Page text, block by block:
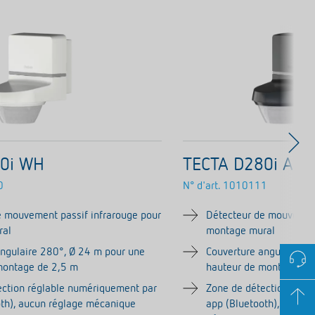
WH
mouvement passif infrarouge pour
280°, Ø 24 m pour une
de 2,5 m
réglable numériquement par
aucun réglage mécanique
TECTA D280i AN
N° d'art. 1010111
Détecteur de
montage mural
Couverture angulaire
hauteur de montage
Zone de détection
app (Bluetooth), aucun